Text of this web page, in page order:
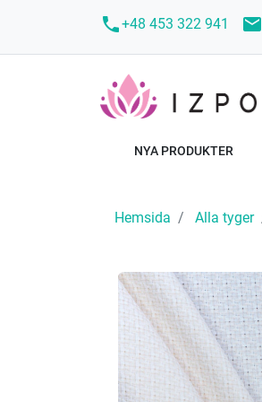
call+48 453 322 941 mail
NYA PRODUKTER
Hemsida Alla tyger